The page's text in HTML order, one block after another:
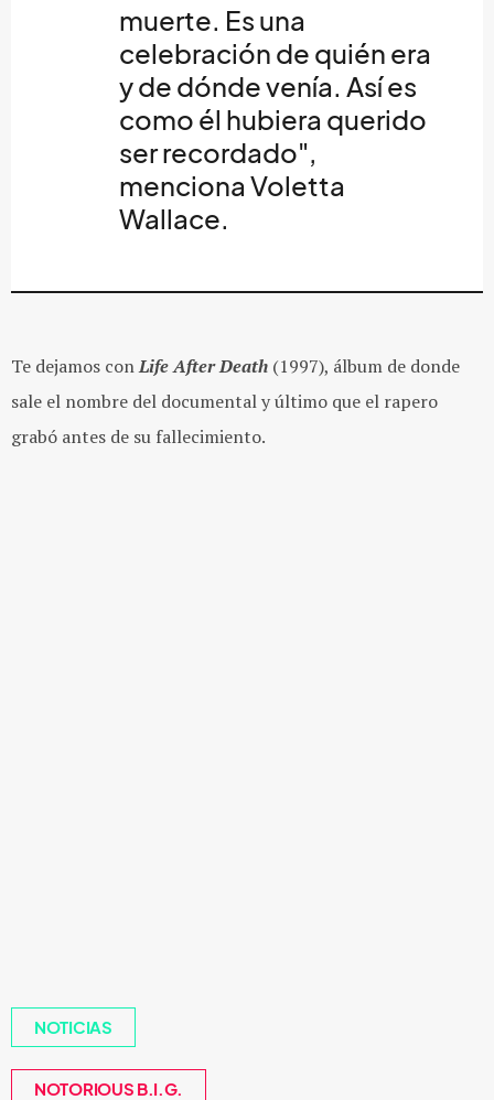
muerte. Es una
celebración de quién era
y de dónde venía. Así es
como él hubiera querido
ser recordado",
menciona Voletta
Wallace.
Te dejamos conLife After Death (1997), álbum de donde
sale el nombre del documental y último que el rapero
grabó antes de su fallecimiento.
NOTICIAS
NOTORIOUS B.I.G.